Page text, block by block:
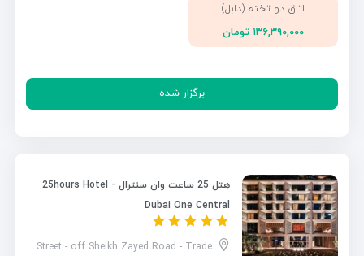
اتاق دو تخته (دابل)
۱۳۶,۳۹۰,۰۰۰ تومان
برگزار شده
هتل 25 ساعت وان سنترال - 25hours Hotel
Dubai One Central
Street - off Sheikh Zayed Road - Trade